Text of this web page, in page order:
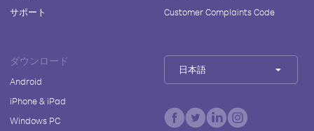
サポート
Customer Complaints Code
ダウンロード
Android
iPhone & iPad
Windows PC
日本語